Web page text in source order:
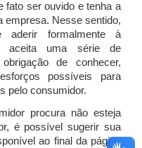
fato ser ouvido e tenha a
empresa. Nesse sentido,
aderir formalmente à
aceita uma série de
de conhecer,
possíveis para
pelo consumidor.
procura não esteja
é possível sugerir sua
ao final da página